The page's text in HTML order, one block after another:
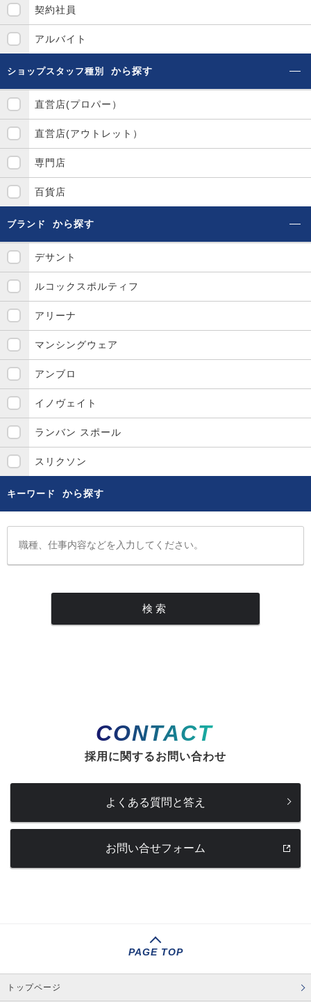
契約社員
アルバイト
ショップスタッフ種別 から探す
直営店(プロパー）
直営店(アウトレット）
専門店
百貨店
ブランド から探す
デサント
ルコックスポルティフ
アリーナ
マンシングウェア
アンブロ
イノヴェイト
ランバン スポール
スリクソン
キーワード から探す
CONTACT
採用に関するお問い合わせ
よくある質問と答え
お問い合せフォーム
PAGE TOP
トップページ